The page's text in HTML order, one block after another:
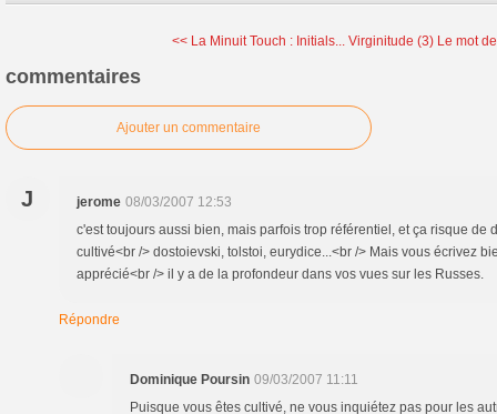
<< La Minuit Touch : Initials... Virginitude (3) Le mot
commentaires
Ajouter un commentaire
J jerome 08/03/2007 12:53
c'est toujours aussi bien, mais parfois trop référentiel, et ça risque de
cultivé<br /> dostoievski, tolstoi, eurydice...<br /> Mais vous écrivez
apprécié<br /> il y a de la profondeur dans vos vues sur les Russes.
Répondre
Dominique Poursin 09/03/2007 11:11
Puisque vous êtes cultivé, ne vous inquiétez pas pour les